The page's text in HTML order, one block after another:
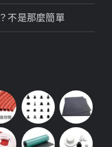
不是那麼簡單